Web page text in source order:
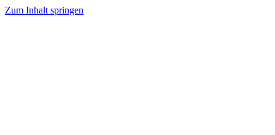
Zum Inhalt springen